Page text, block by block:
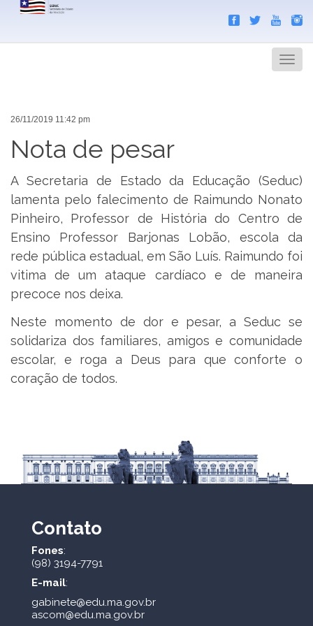
Menu
26/11/2019 11:42 pm
Nota de pesar
A Secretaria de Estado da Educação (Seduc)
lamenta pelo falecimento de Raimundo Nonato
Pinheiro, Professor de História do Centro de
Ensino Professor Barjonas Lobão, escola da
rede pública estadual, em São Luís. Raimundo foi
vitima de um ataque cardíaco e de maneira
precoce nos deixa.
Neste momento de dor e pesar, a Seduc se
solidariza dos familiares, amigos e comunidade
escolar, e roga a Deus para que conforte o
coração de todos.
Contato
Fones:
(98) 3194-7791
E-mail:
gabinete@edu.ma.gov.br
ascom@edu.ma.gov.br